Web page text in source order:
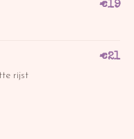
€19
rijst
€21